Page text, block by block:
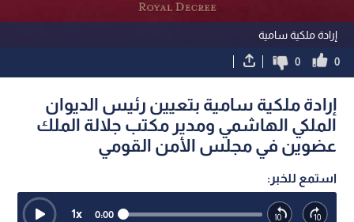
إرادة ملكية سامية
0
0
إرادة ملكية سامية بتعيين رئيس الديوان
الملكي الهاشمي ومدير مكتب جلالة الملك
عضوين في مجلس الأمن القومي
استمع للخبر:
0:00
1x